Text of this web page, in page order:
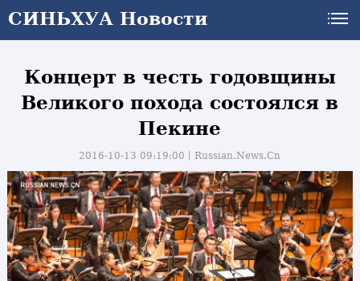
СИНЬХУА Новости
Концерт в честь годовщины
Великого похода состоялся в
Пекине
2016-10-13 09:19:00丨Russian.News.Cn